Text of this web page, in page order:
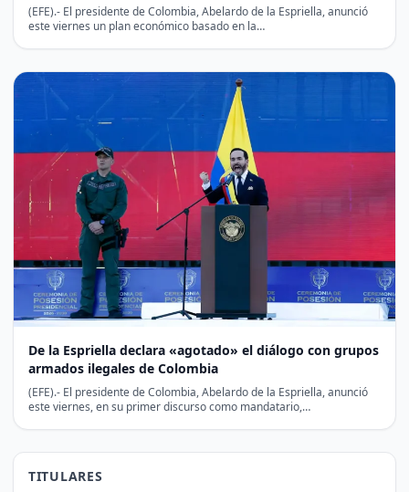
(EFE).- El presidente de Colombia, Abelardo de la Espriella, anunció
este viernes un plan económico basado en la…
De la Espriella declara «agotado» el diálogo con grupos
armados ilegales de Colombia
(EFE).- El presidente de Colombia, Abelardo de la Espriella, anunció
este viernes, en su primer discurso como mandatario,…
TITULARES